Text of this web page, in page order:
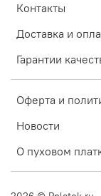
Контакты
Доставка и
Гарантии
Оферта и
Новости
О пуховом